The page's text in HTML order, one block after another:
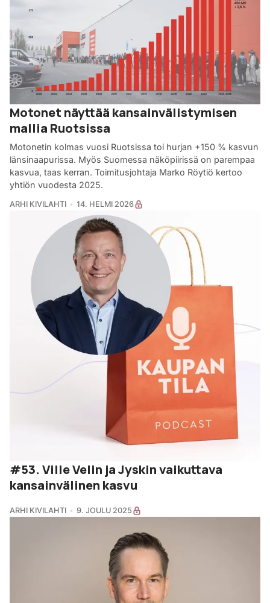
Motonet näyttää kansainvälistymisen
mallia Ruotsissa
Motonetin kolmas vuosi Ruotsissa toi hurjan +150 % kasvun
länsinaapurissa. Myös Suomessa näköpiirissä on parempaa
kasvua, taas kerran. Toimitusjohtaja Marko Röytiö kertoo
yhtiön vuodesta 2025.
ARHI KIVILAHTI 14. HELMI 2026
#53. Ville Velin ja Jyskin vaikuttava
kansainvälinen kasvu
ARHI KIVILAHTI 9. JOULU 2025